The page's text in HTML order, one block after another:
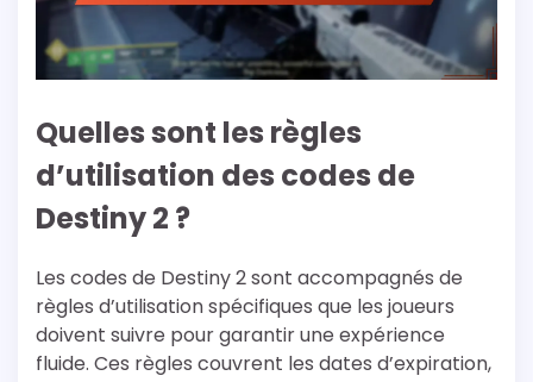
Quelles sont les règles
d’utilisation des codes de
Destiny 2 ?
Les codes de Destiny 2 sont accompagnés de
règles d’utilisation spécifiques que les joueurs
doivent suivre pour garantir une expérience
fluide. Ces règles couvrent les dates d’expiration,